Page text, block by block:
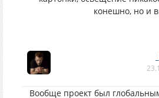
конешно, но и
Вообще проект был